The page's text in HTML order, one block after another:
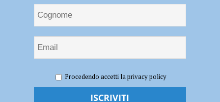
uccide e il governo lo sa”, vandali imbrattano con slogan no-vax la
parete del Romagnosi – FOTO
Procedendo accetti la privacy policy